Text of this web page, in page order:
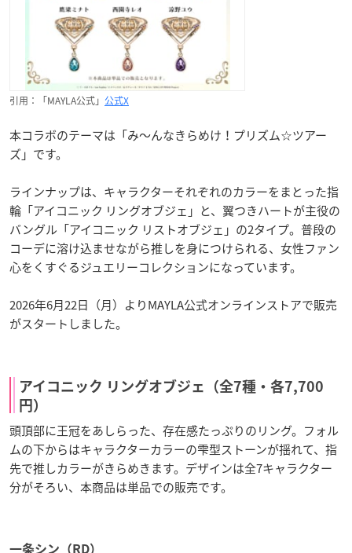
引用：「MAYLA公式」 公式X
本コラボのテーマは「み〜んなきらめけ！プリズム☆ツアー
ズ」です。
ラインナップは、キャラクターそれぞれのカラーをまとった指
輪「アイコニック リングオブジェ」と、翼つきハートが主役の
バングル「アイコニック リストオブジェ」の2タイプ。普段の
コーデに溶け込ませながら推しを身につけられる、女性ファン
心をくすぐるジュエリーコレクションになっています。
2026年6月22日（月）よりMAYLA公式オンラインストアで販売
がスタートしました。
アイコニック リングオブジェ（全7種・各7,700
円）
頭頂部に王冠をあしらった、存在感たっぷりのリング。フォル
ムの下からはキャラクターカラーの雫型ストーンが揺れて、指
先で推しカラーがきらめきます。デザインは全7キャラクター
分がそろい、本商品は単品での販売です。
一条シン（RD）